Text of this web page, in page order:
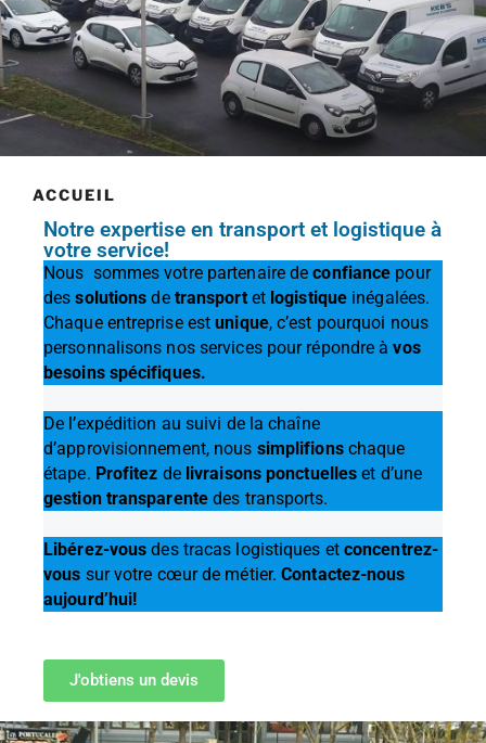
ACCUEIL
Notre expertise en transport et logistique à
votre service!
Nous sommes votre partenaire deconfiance pour
dessolutions de transportet logistique inégalées.
Chaque entreprise estunique, c’est pourquoi nous
personnalisons nos services pour répondre àvos
besoins spécifiques.
De l’expédition au suivi de la chaîne
d’approvisionnement, nous simplifionschaque
étape. Profitez de livraisons ponctuelles et d’une
gestion transparente des transports.
Libérez-vous des tracas logistiques et concentrez-
vous sur votre cœur de métier.Contactez-nous
aujourd’hui!
J'obtiens un devis